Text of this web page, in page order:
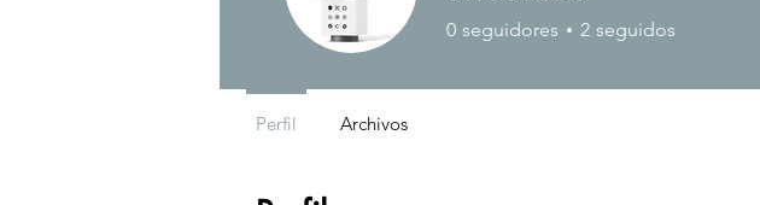
0 seguidores 2 seguidos
Perfil Archivos